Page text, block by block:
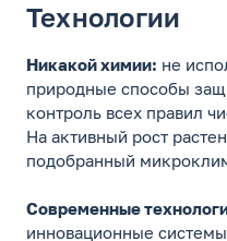
Технологии
Никакой химии: не
природные способы
контроль всех правил
На активный рост
подобранный
Современные
инновационные